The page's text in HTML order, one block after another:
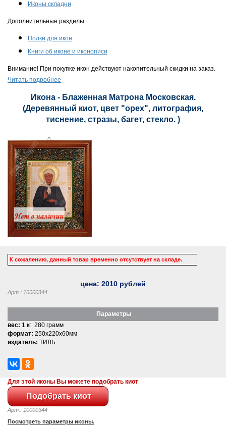
Иконы складни
Дополнительные разделы
Полки для икон
Книги об иконе и иконописи
Внимание! При покупке икон действуют накопительный скидки на заказ.
Читать подробнее
Икона - Блаженная Матрона Московская.
(Деревянный киот, цвет "орех", литография,
тиснение, стразы, багет, стекло. )
К сожалению, данный товар временно отсутствует на складе.
цена: 2010 рублей
Арт.: 10000344
Параметры
вес: 1 кг 280 грамм
формат: 250x220x60мм
издатель: ТИЛЬ
Для этой иконы Вы можете подобрать киот
Арт.: 10000344
Посмотреть параметры иконы.